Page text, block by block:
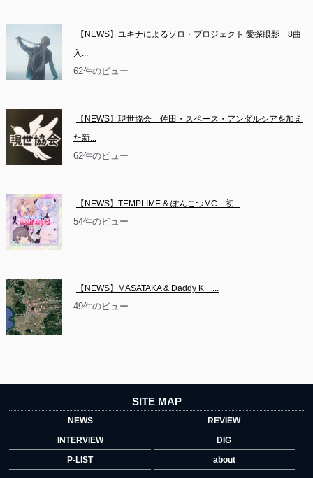
【NEWS】ユキナによるソロ・プロジェクト 愛探眼影　8曲
入...
62件のビュー
【NEWS】現世協会　佐田・スペース・アンダルシアを加え
た新...
62件のビュー
【NEWS】TEMPLIME & ぽんこつMC　初...
54件のビュー
【NEWS】MASATAKA & Daddy K　...
49件のビュー
SITE MAP
NEWS
REVIEW
INTERVIEW
DIG
P-LIST
about